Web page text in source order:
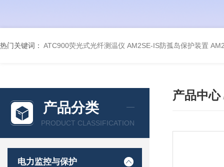
热门关键词： ATC900荧光式光纤测温仪 AM2SE-IS防孤岛保护装置
产品分类
PRODUCT CLASSIFICATION
电力监控与保护
产品中心